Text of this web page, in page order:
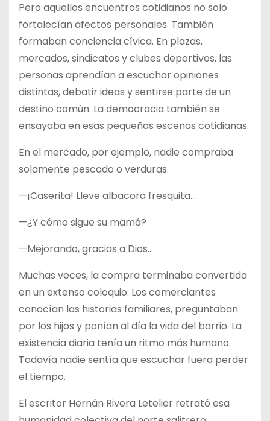
Pero aquellos encuentros cotidianos no solo
fortalecían afectos personales. También
formaban conciencia cívica. En plazas,
mercados, sindicatos y clubes deportivos, las
personas aprendían a escuchar opiniones
distintas, debatir ideas y sentirse parte de un
destino común. La democracia también se
ensayaba en esas pequeñas escenas cotidianas.
En el mercado, por ejemplo, nadie compraba
solamente pescado o verduras.
—¡Caserita! Lleve albacora fresquita…
—¿Y cómo sigue su mamá?
—Mejorando, gracias a Dios…
Muchas veces, la compra terminaba convertida
en un extenso coloquio. Los comerciantes
conocían las historias familiares, preguntaban
por los hijos y ponían al día la vida del barrio. La
existencia diaria tenía un ritmo más humano.
Todavía nadie sentía que escuchar fuera perder
el tiempo.
El escritor Hernán Rivera Letelier retrató esa